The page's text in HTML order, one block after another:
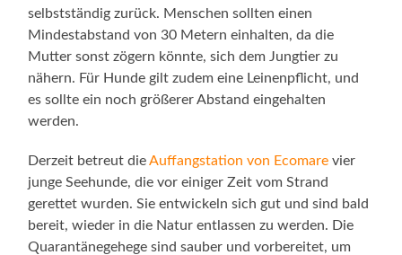
selbstständig zurück. Menschen sollten einen
Mindestabstand von 30 Metern einhalten, da die
Mutter sonst zögern könnte, sich dem Jungtier zu
nähern. Für Hunde gilt zudem eine Leinenpflicht, und
es sollte ein noch größerer Abstand eingehalten
werden.
Derzeit betreut dieAuffangstation von Ecomare vier
junge Seehunde, die vor einiger Zeit vom Strand
gerettet wurden. Sie entwickeln sich gut und sind bald
bereit, wieder in die Natur entlassen zu werden. Die
Quarantänegehege sind sauber und vorbereitet, um